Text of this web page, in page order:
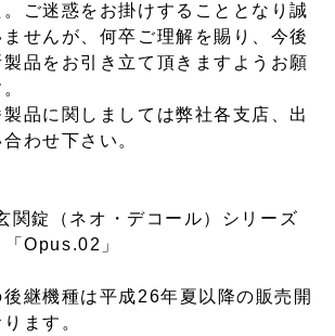
ご迷惑をお掛けすることとなり誠
せんが、何卒ご理解を賜り、今後
品をお引き立て頂きますようお願
品に関しましては弊社各支店、出
わせ下さい。
関錠（ネオ・デコール）シリーズ
Opus.02」
継機種は平成26年夏以降の販売開
ます。